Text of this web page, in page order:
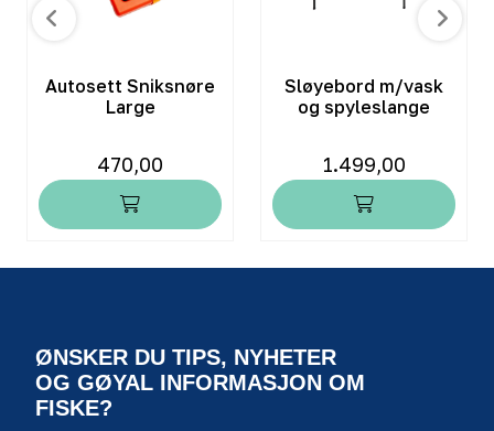
Autosett Sniksnøre
Large
470,00
Sløyebord m/vask
og spyleslange
1.499,00
ØNSKER DU TIPS, NYHETER
OG GØYAL INFORMASJON OM
FISKE?